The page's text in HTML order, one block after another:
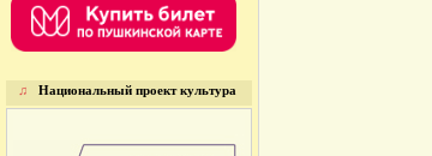
♫ Национальный проект культура